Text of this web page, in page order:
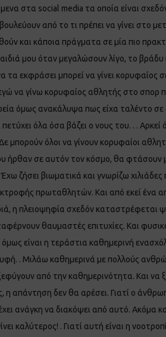
στα social media τα οποία είναι
από το τι πρέπει να γίνει στο
και κάποια πράγματα σε μία πιο
μου όταν μεγαλώσουν λίγο, το
τα εκφράσει μπορεί να γίνει
να γίνω κορυφαίος αθλητής στο σπορ
όμως ανακάλυψα πως είχα ταλέντο
πετύχει όλα όσα βάζει ο νους του. . .
μπορούν όλοι να γίνουν κορυφαίοι
ήρθαν σε αυτόν τον κόσμο, θα φτάσουν
ζήσει βιωματικά και γνωρίζω
πρωταθλητών. Και από εκεί ένα
η πλειοψηφία σχεδόν καταστρέφεται
θαυμαστές επιτυχίες. Και
είναι η τεράστια καθημερινή
. Μιλάω καθημερινά με πολλούς
από την καθημερινότητα. Και
η απάντηση δεν θα αρέσει. Γιατί ο
ανάγκη να διακόψει από αυτό. Ακόμα
καλύτερος! . Γιατί αυτή είναι η